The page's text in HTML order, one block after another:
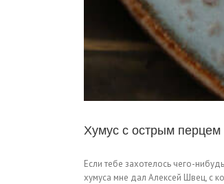
Хумус с острым перцем
Если тебе захотелось чего-
хумуса мне дал Алексей Швец, с